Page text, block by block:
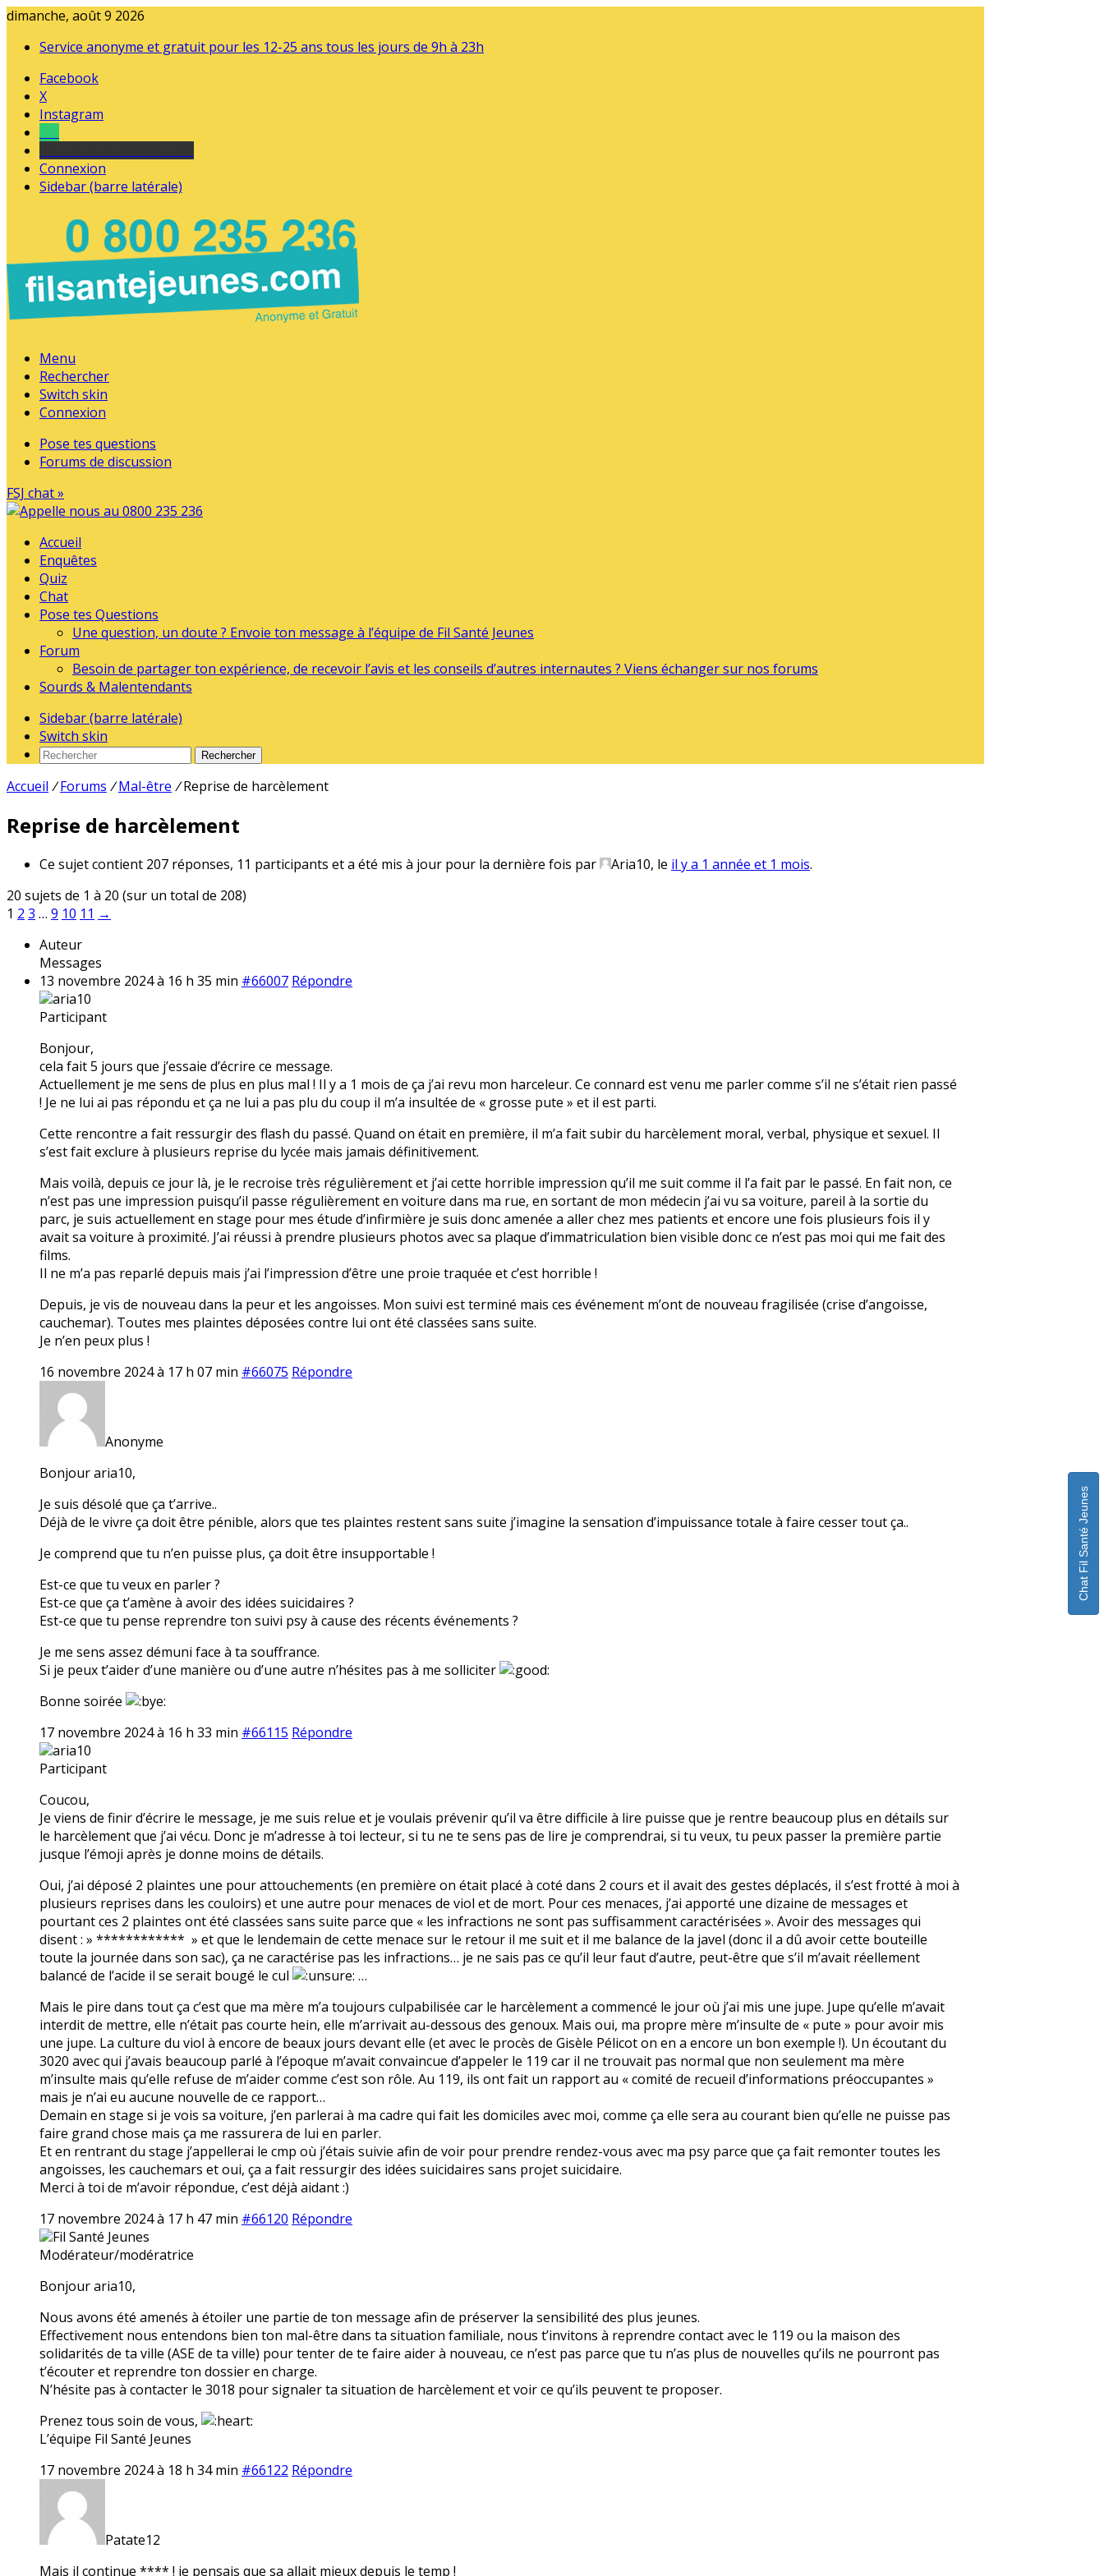
dimanche, août 9 2026
Service anonyme et gratuit pour les 12-25 ans tous les jours de 9h à 23h
Facebook
X
Instagram
Connexion
Sidebar (barre latérale)
Menu
Rechercher
Switch skin
Connexion
Pose tes questions
Forums de discussion
FSJ chat »
Accueil
Enquêtes
Quiz
Chat
Pose tes Questions
Une question, un doute ? Envoie ton message à l’équipe de Fil Santé Jeunes
Forum
Besoin de partager ton expérience, de recevoir l’avis et les conseils d’autres internautes ? Viens échanger sur nos forums
Sourds & Malentendants
Sidebar (barre latérale)
Switch skin
Rechercher
Accueil / Forums / Mal-être / Reprise de harcèlement
Reprise de harcèlement
Ce sujet contient 207 réponses, 11 participants et a été mis à jour pour la dernière fois par Aria10, le il y a 1 année et 1 mois.
20 sujets de 1 à 20 (sur un total de 208)
1 2 3 … 9 10 11 →
Auteur
Messages
13 novembre 2024 à 16 h 35 min #66007 Répondre
aria10
Participant
Bonjour,
cela fait 5 jours que j’essaie d’écrire ce message.
Actuellement je me sens de plus en plus mal ! Il y a 1 mois de ça j’ai revu mon harceleur. Ce connard est venu me parler comme s’il ne s’était rien passé
! Je ne lui ai pas répondu et ça ne lui a pas plu du coup il m’a insultée de « grosse pute » et il est parti.
Cette rencontre a fait ressurgir des flash du passé. Quand on était en première, il m’a fait subir du harcèlement moral, verbal, physique et sexuel. Il
s’est fait exclure à plusieurs reprise du lycée mais jamais définitivement.
Mais voilà, depuis ce jour là, je le recroise très régulièrement et j’ai cette horrible impression qu’il me suit comme il l’a fait par le passé. En fait non, ce
n’est pas une impression puisqu’il passe régulièrement en voiture dans ma rue, en sortant de mon médecin j’ai vu sa voiture, pareil à la sortie du
parc, je suis actuellement en stage pour mes étude d’infirmière je suis donc amenée a aller chez mes patients et encore une fois plusieurs fois il y
avait sa voiture à proximité. J’ai réussi à prendre plusieurs photos avec sa plaque d’immatriculation bien visible donc ce n’est pas moi qui me fait des
films.
Il ne m’a pas reparlé depuis mais j’ai l’impression d’être une proie traquée et c’est horrible !
Depuis, je vis de nouveau dans la peur et les angoisses. Mon suivi est terminé mais ces événement m’ont de nouveau fragilisée (crise d’angoisse,
cauchemar). Toutes mes plaintes déposées contre lui ont été classées sans suite.
Je n’en peux plus !
16 novembre 2024 à 17 h 07 min #66075 Répondre
Anonyme
Bonjour aria10,
Je suis désolé que ça t’arrive..
Déjà de le vivre ça doit être pénible, alors que tes plaintes restent sans suite j’imagine la sensation d’impuissance totale à faire cesser tout ça..
Je comprend que tu n’en puisse plus, ça doit être insupportable !
Est-ce que tu veux en parler ?
Est-ce que ça t’amène à avoir des idées suicidaires ?
Est-ce que tu pense reprendre ton suivi psy à cause des récents événements ?
Je me sens assez démuni face à ta souffrance.
Si je peux t’aider d’une manière ou d’une autre n’hésites pas à me solliciter
Bonne soirée
17 novembre 2024 à 16 h 33 min #66115 Répondre
aria10
Participant
Coucou,
Je viens de finir d’écrire le message, je me suis relue et je voulais prévenir qu’il va être difficile à lire puisse que je rentre beaucoup plus en détails sur
le harcèlement que j’ai vécu. Donc je m’adresse à toi lecteur, si tu ne te sens pas de lire je comprendrai, si tu veux, tu peux passer la première partie
jusque l’émoji après je donne moins de détails.
Oui, j’ai déposé 2 plaintes une pour attouchements (en première on était placé à coté dans 2 cours et il avait des gestes déplacés, il s’est frotté à moi à
plusieurs reprises dans les couloirs) et une autre pour menaces de viol et de mort. Pour ces menaces, j’ai apporté une dizaine de messages et
pourtant ces 2 plaintes ont été classées sans suite parce que « les infractions ne sont pas suffisamment caractérisées ». Avoir des messages qui
disent : » ************ » et que le lendemain de cette menace sur le retour il me suit et il me balance de la javel (donc il a dû avoir cette bouteille
toute la journée dans son sac), ça ne caractérise pas les infractions… je ne sais pas ce qu’il leur faut d’autre, peut-être que s’il m’avait réellement
balancé de l’acide il se serait bougé le cul
…
Mais le pire dans tout ça c’est que ma mère m’a toujours culpabilisée car le harcèlement a commencé le jour où j’ai mis une jupe. Jupe qu’elle m’avait
interdit de mettre, elle n’était pas courte hein, elle m’arrivait au-dessous des genoux. Mais oui, ma propre mère m’insulte de « pute » pour avoir mis
une jupe. La culture du viol à encore de beaux jours devant elle (et avec le procès de Gisèle Pélicot on en a encore un bon exemple !). Un écoutant du
3020 avec qui j’avais beaucoup parlé à l’époque m’avait convaincue d’appeler le 119 car il ne trouvait pas normal que non seulement ma mère
m’insulte mais qu’elle refuse de m’aider comme c’est son rôle. Au 119, ils ont fait un rapport au « comité de recueil d’informations préoccupantes »
mais je n’ai eu aucune nouvelle de ce rapport…
Demain en stage si je vois sa voiture, j’en parlerai à ma cadre qui fait les domiciles avec moi, comme ça elle sera au courant bien qu’elle ne puisse pas
faire grand chose mais ça me rassurera de lui en parler.
Et en rentrant du stage j’appellerai le cmp où j’étais suivie afin de voir pour prendre rendez-vous avec ma psy parce que ça fait remonter toutes les
angoisses, les cauchemars et oui, ça a fait ressurgir des idées suicidaires sans projet suicidaire.
Merci à toi de m’avoir répondue, c’est déjà aidant :)
17 novembre 2024 à 17 h 47 min #66120 Répondre
Fil Santé Jeunes
Modérateur/modératrice
Bonjour aria10,
Nous avons été amenés à étoiler une partie de ton message afin de préserver la sensibilité des plus jeunes.
Effectivement nous entendons bien ton mal-être dans ta situation familiale, nous t’invitons à reprendre contact avec le 119 ou la maison des
solidarités de ta ville (ASE de ta ville) pour tenter de te faire aider à nouveau, ce n’est pas parce que tu n’as plus de nouvelles qu’ils ne pourront pas
t’écouter et reprendre ton dossier en charge.
N’hésite pas à contacter le 3018 pour signaler ta situation de harcèlement et voir ce qu’ils peuvent te proposer.
Prenez tous soin de vous,
L’équipe Fil Santé Jeunes
17 novembre 2024 à 18 h 34 min #66122 Répondre
Patate12
Mais il continue **** ! je pensais que sa allait mieux depuis le temp !
Chat Fil Santé Jeunes